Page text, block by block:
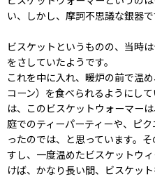
い、しかし、摩訶不思議な銀器で
ビスケットというものの、当時
をさしていたようです。
これを中に入れ、暖炉の前で温
コーン）を食べられるようにし
は、このビスケットウォーマー
庭でのティーパーティーや、ピ
ったのでは、と思っています。
すし、一度温めたビスケットウ
けば、かなり長い間、ビスケッ